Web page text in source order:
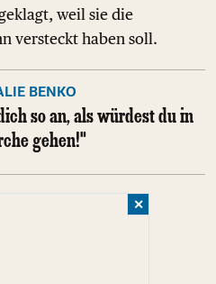
weil sie die
versteckt haben soll.
BENKO
so an, als würdest du in
gehen!"
✕